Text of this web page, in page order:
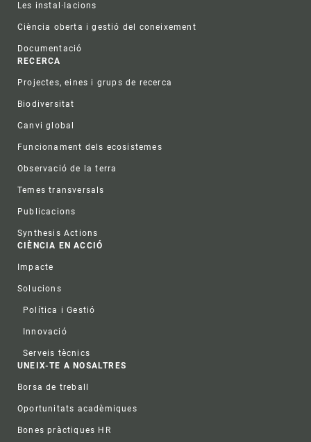
Les instal·lacions
Ciència oberta i gestió del coneixement
Documentació
RECERCA
Projectes, eines i grups de recerca
Biodiversitat
Canvi global
Funcionament dels ecosistemes
Observació de la terra
Temes transversals
Publicacions
Synthesis Actions
CIÈNCIA EN ACCIÓ
Impacte
Solucions
Política i Gestió
Innovació
Serveis tècnics
UNEIX-TE A NOSALTRES
Borsa de treball
Oportunitats acadèmiques
Bones pràctiques HR